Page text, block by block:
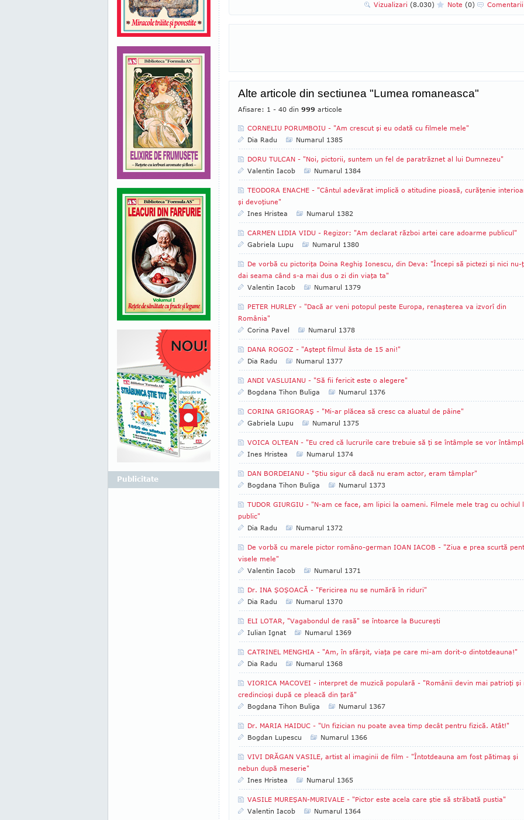
Vizualizari (8.030) Note (0) Comentarii
Alte articole din sectiunea "Lumea romaneasca"
Afisare: 1 - 40 din 999 articole
CORNELIU PORUMBOIU - "Am crescut şi eu odată cu filmele mele"
Dia Radu
Numarul 1385
DORU TULCAN - "Noi, pictorii, suntem un fel de paratrăznet al lui Dumnezeu"
Valentin Iacob
Numarul 1384
TEODORA ENACHE - "Cântul adevărat implică o atitudine pioasă, curăţenie
şi devoţiune"
Ines Hristea
Numarul 1382
CARMEN LIDIA VIDU - Regizor: "Am declarat război artei care adoarme publicul"
Gabriela Lupu
Numarul 1380
De vorbă cu pictoriţa Doina Reghiş Ionescu, din Deva: "Începi să pictezi şi nici nu-
dai seama când s-a mai dus o zi din viaţa ta"
Valentin Iacob
Numarul 1379
PETER HURLEY - "Dacă ar veni potopul peste Europa, renaşterea va izvorî din
România"
Corina Pavel
Numarul 1378
DANA ROGOZ - "Aştept filmul ăsta de 15 ani!"
Dia Radu
Numarul 1377
ANDI VASLUIANU - "Să fii fericit este o alegere"
Bogdana Tihon Buliga
Numarul 1376
CORINA GRIGORAŞ - "Mi-ar plăcea să cresc ca aluatul de pâine"
Gabriela Lupu
Numarul 1375
VOICA OLTEAN - "Eu cred că lucrurile care trebuie să ţi se întâmple se vor
Ines Hristea
Numarul 1374
DAN BORDEIANU - "Ştiu sigur că dacă nu eram actor, eram tâmplar"
Bogdana Tihon Buliga
Numarul 1373
TUDOR GIURGIU - "N-am ce face, am lipici la oameni. Filmele mele trag cu ochiul
public"
Dia Radu
Numarul 1372
De vorbă cu marele pictor româno-german IOAN IACOB - "Ziua e prea scurtă
visele mele"
Valentin Iacob
Numarul 1371
Dr. INA ŞOŞOACĂ - "Fericirea nu se numără în riduri"
Dia Radu
Numarul 1370
ELI LOTAR, "Vagabondul de rasă" se întoarce la Bucureşti
Iulian Ignat
Numarul 1369
CATRINEL MENGHIA - "Am, în sfârşit, viaţa pe care mi-am dorit-o dintotdeauna!"
Dia Radu
Numarul 1368
VIORICA MACOVEI - interpret de muzică populară - "Românii devin mai patrioţi şi
credincioşi după ce pleacă din ţară"
Bogdana Tihon Buliga
Numarul 1367
Dr. MARIA HAIDUC - "Un fizician nu poate avea timp decât pentru fizică. Atât!"
Bogdan Lupescu
Numarul 1366
VIVI DRĂGAN VASILE, artist al imaginii de film - "Întotdeauna am fost pătimaş şi
nebun după meserie"
Ines Hristea
Numarul 1365
VASILE MUREŞAN-MURIVALE - "Pictor este acela care ştie să străbată pustia"
Valentin Iacob
Numarul 1364
Publicitate